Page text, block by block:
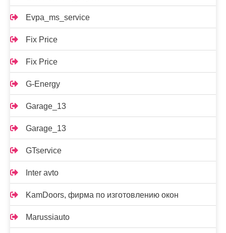
Evpa_ms_service
Fix Price
Fix Price
G-Energy
Garage_13
Garage_13
GTservice
Inter avto
KamDoors, фирма по изготовлению окон
Marussiauto